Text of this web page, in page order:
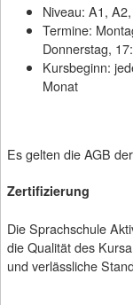
Niveau: A1,
Termine:
Donnerstag,
Kursbeginn:
Monat
Es gelten die AGB
Zertifizierung
Die Sprachschule
die Qualität des
und verlässliche